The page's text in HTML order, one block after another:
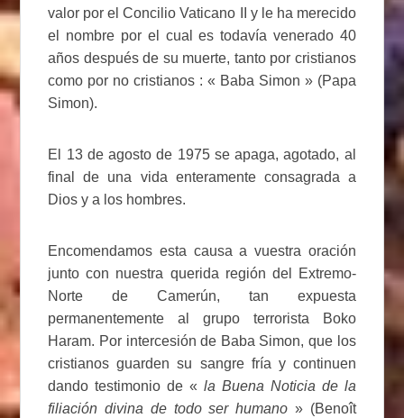
valor por el Concilio Vaticano II y le ha merecido
el nombre por el cual es todavía venerado 40
años después de su muerte, tanto por cristianos
como por no cristianos : « Baba Simon » (Papa
Simon).
El 13 de agosto de 1975 se apaga, agotado, al
final de una vida enteramente consagrada a
Dios y a los hombres.
Encomendamos esta causa a vuestra oración
junto con nuestra querida región del Extremo-
Norte de Camerún, tan expuesta
permanentemente al grupo terrorista Boko
Haram. Por intercesión de Baba Simon, que los
cristianos guarden su sangre fría y continuen
dando testimonio de « la Buena Noticia de la
filiación divina de todo ser humano » (Benoît